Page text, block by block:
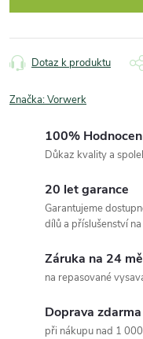
Dotaz k produktu
Značka:Vorwerk
100%
Důkaz kvality a
20 let garance
Garantujeme
dílů a příslušenství
Záruka na 24
na repasované
Doprava zdarma
při nákupu nad 1